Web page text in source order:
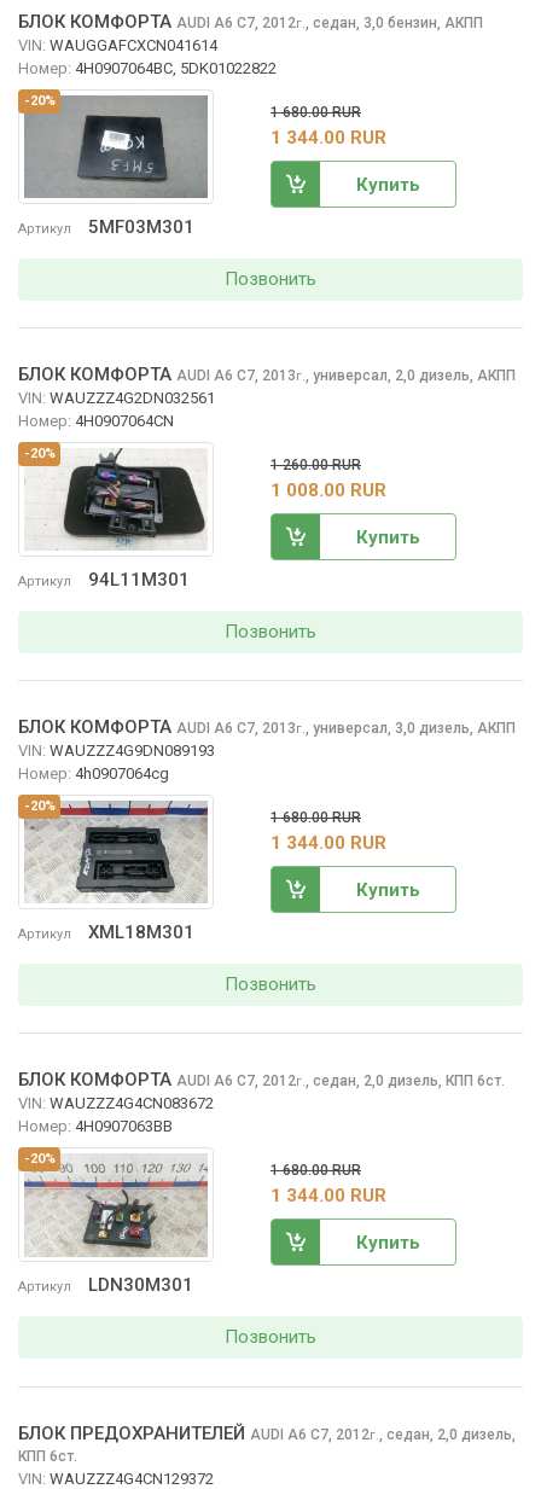
-20%
Артикул 5MF03M301
БЛОК КОМФОРТА AUDI A6 C7, 2012г., седан, 3,0 бензин, АКПП
VIN: WAUGGAFCXCN041614
Номер: 4H0907064BC, 5DK01022822
1 680.00 RUR
1 344.00 RUR
Купить
Позвонить
-20%
Артикул 94L11M301
БЛОК КОМФОРТА AUDI A6 C7, 2013г., универсал, 2,0 дизель, АКПП
VIN: WAUZZZ4G2DN032561
Номер: 4H0907064CN
1 260.00 RUR
1 008.00 RUR
Купить
Позвонить
-20%
Артикул XML18M301
БЛОК КОМФОРТА AUDI A6 C7, 2013г., универсал, 3,0 дизель, АКПП
VIN: WAUZZZ4G9DN089193
Номер: 4h0907064cg
1 680.00 RUR
1 344.00 RUR
Купить
Позвонить
-20%
Артикул LDN30M301
БЛОК КОМФОРТА AUDI A6 C7, 2012г., седан, 2,0 дизель, КПП 6ст.
VIN: WAUZZZ4G4CN083672
Номер: 4H0907063BB
1 680.00 RUR
1 344.00 RUR
Купить
Позвонить
БЛОК ПРЕДОХРАНИТЕЛЕЙ AUDI A6 C7, 2012г.
седан, 2,0 дизель,
КПП 6ст.
VIN: WAUZZZ4G4CN129372